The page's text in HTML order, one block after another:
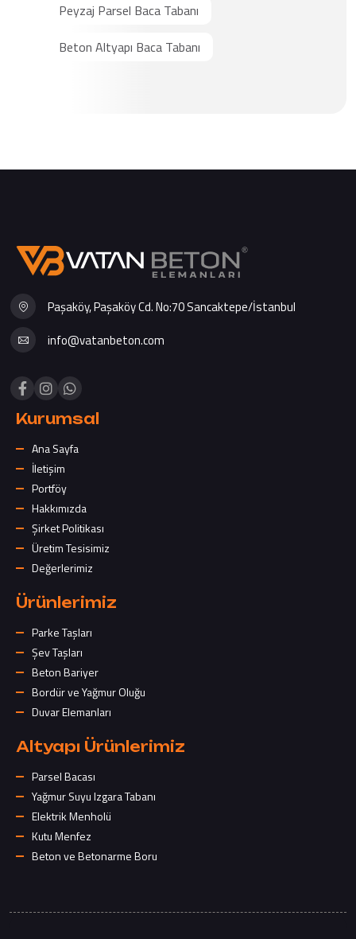
Peyzaj Parsel Baca Tabanı
Beton Altyapı Baca Tabanı
Paşaköy, Paşaköy Cd. No:70 Sancaktepe/İstanbul
info@vatanbeton.com
Kurumsal
Ana Sayfa
İletişim
Portföy
Hakkımızda
Şirket Politikası
Üretim Tesisimiz
Değerlerimiz
Ürünlerimiz
Parke Taşları
Şev Taşları
Beton Bariyer
Bordür ve Yağmur Oluğu
Duvar Elemanları
Altyapı Ürünlerimiz
Parsel Bacası
Yağmur Suyu Izgara Tabanı
Elektrik Menholü
Kutu Menfez
Beton ve Betonarme Boru